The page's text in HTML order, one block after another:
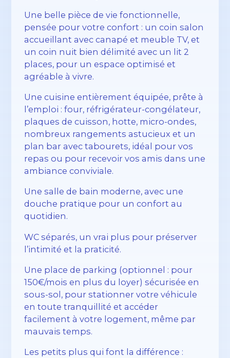
Une belle pièce de vie fonctionnelle,
pensée pour votre confort : un coin salon
accueillant avec canapé et meuble TV, et
un coin nuit bien délimité avec un lit 2
places, pour un espace optimisé et
agréable à vivre.
Une cuisine entièrement équipée, prête à
l’emploi : four, réfrigérateur-congélateur,
plaques de cuisson, hotte, micro-ondes,
nombreux rangements astucieux et un
plan bar avec tabourets, idéal pour vos
repas ou pour recevoir vos amis dans une
ambiance conviviale.
Une salle de bain moderne, avec une
douche pratique pour un confort au
quotidien.
WC séparés, un vrai plus pour préserver
l’intimité et la praticité.
Une place de parking (optionnel : pour
150€/mois en plus du loyer) sécurisée en
sous-sol, pour stationner votre véhicule
en toute tranquillité et accéder
facilement à votre logement, même par
mauvais temps.
Les petits plus qui font la différence :